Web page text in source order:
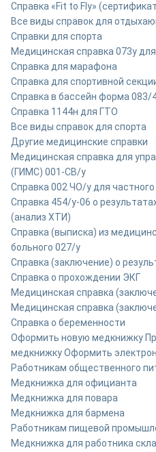
Справка «Fit to Fly»
Все виды справок для
Справки для спорта
Медицинская справка 073у
Справка для марафона
Cправка для спортивной
Справка в бассейн форма 083/
Справка 1144н для ГТО
Все виды справок для спорта
Другие медицинские справки
Медицинская справка для
(ГИМС) 001-СВ/у
Справка 002 ЧО/у для частного
Справка 454/у-06 о
(анализ ХТИ)
Справка (выписка) из
больного 027/у
Cправка (заключение) о
Справка о прохождении ЭКГ
Медицинская справка
Медицинская справка
Справка о беременности
Оформить новую медкнижку
медкнижкуОформить
Работникам общественного
Медкнижка для официанта
Медкнижка для повара
Медкнижка для бармена
Работникам пищевой
Медкнижка для работника